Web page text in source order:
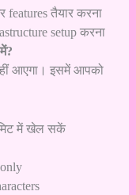
features तैयार करना
setup करना
आएगा। इसमें आपको
में खेल सकें